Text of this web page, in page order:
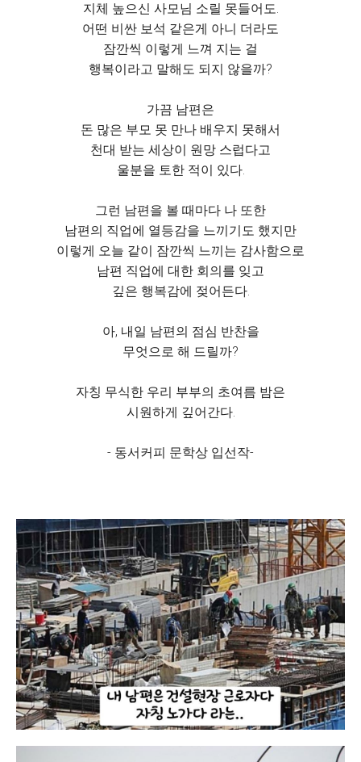
지체 높으신 사모님 소릴 못들어도.
어떤 비싼 보석 같은게 아니 더라도
잠깐씩 이렇게 느껴 지는 걸
행복이라고 말해도 되지 않을까?
가끔 남편은
돈 많은 부모 못 만나 배우지 못해서
천대 받는 세상이 원망 스럽다고
울분을 토한 적이 있다.
그런 남편을 볼 때마다 나 또한
남편의 직업에 열등감을 느끼기도 했지만
이렇게 오늘 같이 잠깐씩 느끼는 감사함으로
남편 직업에 대한 회의를 잊고
깊은 행복감에 젖어든다.
아, 내일 남편의 점심 반찬을
무엇으로 해 드릴까?
자칭 무식한 우리 부부의 초여름 밤은
시원하게 깊어간다.
- 동서커피 문학상 입선작-